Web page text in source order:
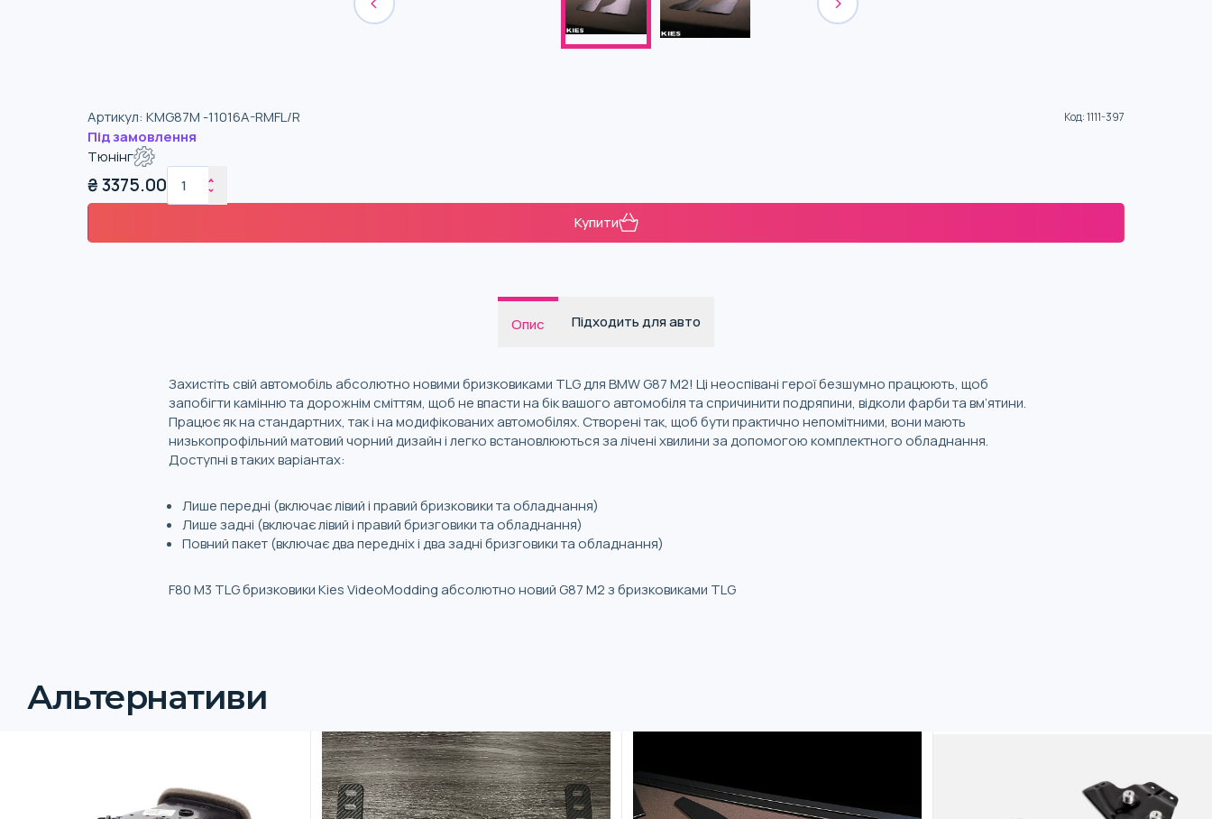
Артикул: KMG87M -11016A-RMFL/R Код:1111-397
Під замовлення
Тюнінг
₴3375.00
Купити
Опис Підходить для авто
Захистіть свій автомобіль абсолютно новими бризковиками TLG для BMW G87 M2! Ці неоспівані герої безшумно працюють, щоб
запобігти камінню та дорожнім сміттям, щоб не впасти на бік вашого автомобіля та спричинити подряпини, відколи фарби та вм’ятини.
Працює як на стандартних, так і на модифікованих автомобілях. Створені так, щоб бути практично непомітними, вони мають
низькопрофільний матовий чорний дизайн і легко встановлюються за лічені хвилини за допомогою комплектного обладнання.
Доступні в таких варіантах:
Лише передні (включає лівий і правий бризковики та обладнання)
Лише задні (включає лівий і правий бризговики та обладнання)
Повний пакет (включає два передніх і два задні бризговики та обладнання)
F80 M3 TLG бризковики Kies VideoModding абсолютно новий G87 M2 з бризковиками TLG
Альтернативи